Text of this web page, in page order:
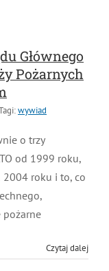
Głównego
Pożarnych
wywiad
o trzy
od 1999 roku,
2004 roku i to, co
pożarne
Czytaj dalej